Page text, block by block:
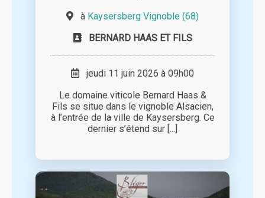
à Kaysersberg Vignoble (68)
BERNARD HAAS ET FILS
jeudi 11 juin 2026 à 09h00
Le domaine viticole Bernard Haas &
Fils se situe dans le vignoble Alsacien,
à l’entrée de la ville de Kaysersberg. Ce
dernier s’étend sur [...]